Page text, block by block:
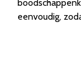
eenvoudig,